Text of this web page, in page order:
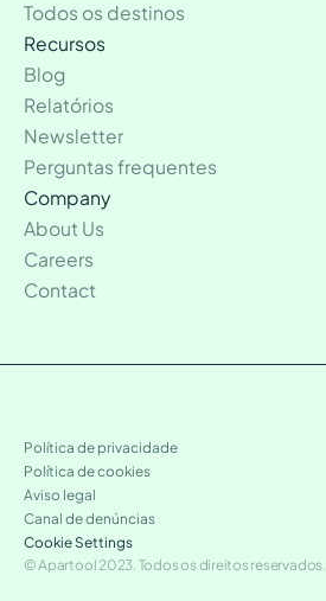
Todos os destinos
Recursos
Blog
Relatórios
Newsletter
Perguntas frequentes
Company
About Us
Careers
Contact
Política de privacidade
Política de cookies
Aviso legal
Canal de denúncias
Cookie Settings
© Apartool 2023. Todos os direitos reservados.